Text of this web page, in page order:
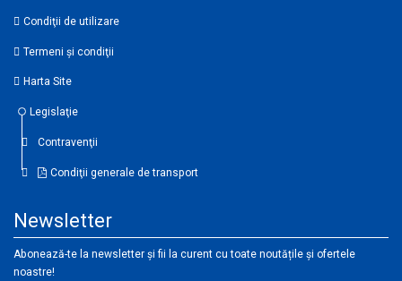
Condiţii de utilizare
Termeni şi condiţii
Harta Site
Legislaţie
Contravenţii
Condiţii generale de transport
Newsletter
Abonează-te la newsletter și fii la curent cu toate noutățile și ofertele
noastre!